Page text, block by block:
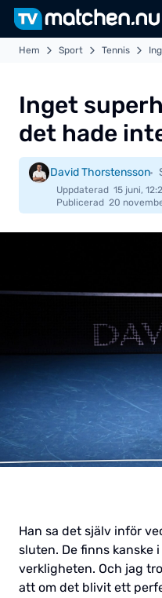
Hem Sport Tennis
Inget
det hade
David Thorstensson
Uppdaterad 15 juni,
Publicerad 20
Han sa det själv inför
sluten. De finns kanske
verkligheten. Och jag
att om det blivit ett